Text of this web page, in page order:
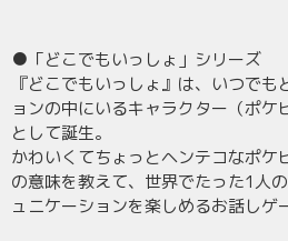
●「どこでもいっしょ」シリーズ
『どこでもいっしょ』は、いつで
ョンの中にいるキャラクター（ポケ
として誕生。
かわいくてちょっとヘンテコなポケ
の意味を教えて、世界でたった1人
ュニケーションを楽しめるお話しゲ